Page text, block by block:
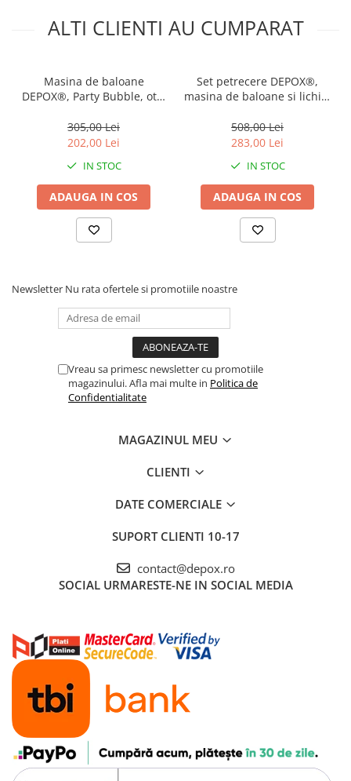
ALTI CLIENTI AU CUMPARAT
Masina de baloane
DEPOX®, Party Bubble, otel
telecomanda inclusa
305,00 Lei
202,00 Lei
IN STOC
ADAUGA IN COS
Set petrecere DEPOX®,
masina de baloane si lichid,
508,00 Lei
283,00 Lei
IN STOC
ADAUGA IN COS
Newsletter Nu rata ofertele si promotiile noastre
Vreau sa primesc newsletter cu promotiile
magazinului. Afla mai multe in Politica de
Confidentialitate
MAGAZINUL MEU
CLIENTI
DATE COMERCIALE
SUPORT CLIENTI 10-17
contact@depox.ro
SOCIAL URMARESTE-NE IN SOCIAL MEDIA